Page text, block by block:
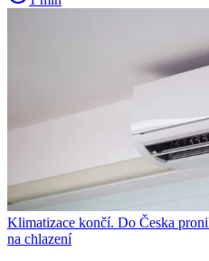
Klimatizace končí. Do Česka
na chlazení